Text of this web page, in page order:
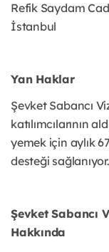
Refik Saydam
İstanbul
Yan Haklar
Şevket Sabancı
katılımcılarının
yemek için aylık
desteği sağlanıyor.
Şevket Sabancı
Hakkında